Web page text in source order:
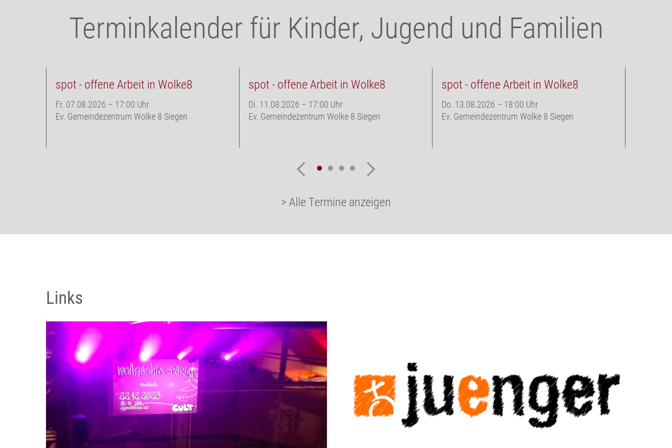
Terminkalender für Kinder, Jugend und Familien
spot - offene Arbeit in Wolke8
Fr. 07.08.2026 – 17:00 Uhr
Ev. Gemeindezentrum Wolke 8 Siegen
spot - offene Arbeit in Wolke8
Di. 11.08.2026 – 17:00 Uhr
Ev. Gemeindezentrum Wolke 8 Siegen
spot - offene Arbeit in Wolke8
Do. 13.08.2026 – 18:00 Uhr
Ev. Gemeindezentrum Wolke 8 Siegen
> Alle Termine anzeigen
Links